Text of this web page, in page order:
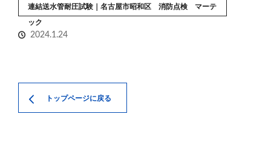
連結送水管耐圧試験｜名古屋市昭和区 消防点検 マーテ
ック
2024.1.24
トップページに戻る